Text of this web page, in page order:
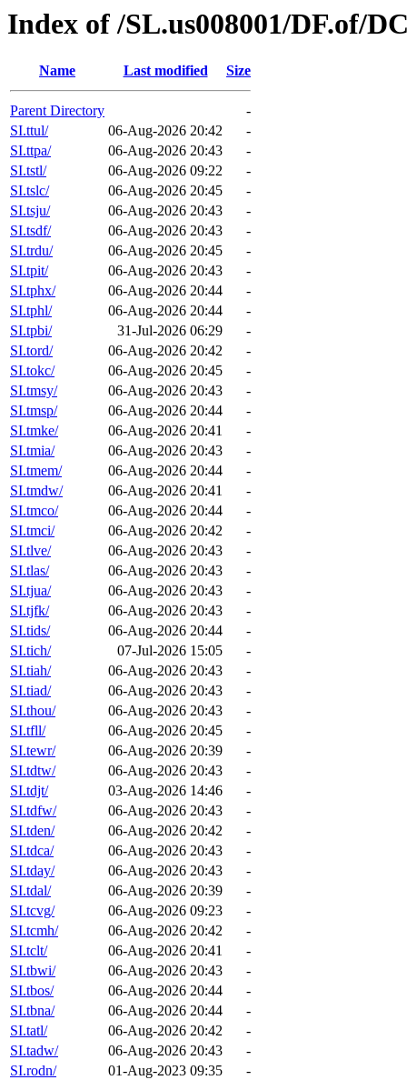
Index of /SL.us008001/DF.of/
Name Last modified Size
Parent Directory
-
SI.ttul/
06-Aug-2026 20:42
-
SI.ttpa/
06-Aug-2026 20:43
-
SI.tstl/
06-Aug-2026 09:22
-
SI.tslc/
06-Aug-2026 20:45
-
SI.tsju/
06-Aug-2026 20:43
-
SI.tsdf/
06-Aug-2026 20:43
-
SI.trdu/
06-Aug-2026 20:45
-
SI.tpit/
06-Aug-2026 20:43
-
SI.tphx/
06-Aug-2026 20:44
-
SI.tphl/
06-Aug-2026 20:44
-
SI.tpbi/
31-Jul-2026 06:29
-
SI.tord/
06-Aug-2026 20:42
-
SI.tokc/
06-Aug-2026 20:45
-
SI.tmsy/
06-Aug-2026 20:43
-
SI.tmsp/
06-Aug-2026 20:44
-
SI.tmke/
06-Aug-2026 20:41
-
SI.tmia/
06-Aug-2026 20:43
-
SI.tmem/
06-Aug-2026 20:44
-
SI.tmdw/
06-Aug-2026 20:41
-
SI.tmco/
06-Aug-2026 20:44
-
SI.tmci/
06-Aug-2026 20:42
-
SI.tlve/
06-Aug-2026 20:43
-
SI.tlas/
06-Aug-2026 20:43
-
SI.tjua/
06-Aug-2026 20:43
-
SI.tjfk/
06-Aug-2026 20:43
-
SI.tids/
06-Aug-2026 20:44
-
SI.tich/
07-Jul-2026 15:05
-
SI.tiah/
06-Aug-2026 20:43
-
SI.tiad/
06-Aug-2026 20:43
-
SI.thou/
06-Aug-2026 20:43
-
SI.tfll/
06-Aug-2026 20:45
-
SI.tewr/
06-Aug-2026 20:39
-
SI.tdtw/
06-Aug-2026 20:43
-
SI.tdjt/
03-Aug-2026 14:46
-
SI.tdfw/
06-Aug-2026 20:43
-
SI.tden/
06-Aug-2026 20:42
-
SI.tdca/
06-Aug-2026 20:43
-
SI.tday/
06-Aug-2026 20:43
-
SI.tdal/
06-Aug-2026 20:39
-
SI.tcvg/
06-Aug-2026 09:23
-
SI.tcmh/
06-Aug-2026 20:42
-
SI.tclt/
06-Aug-2026 20:41
-
SI.tbwi/
06-Aug-2026 20:43
-
SI.tbos/
06-Aug-2026 20:44
-
SI.tbna/
06-Aug-2026 20:44
-
SI.tatl/
06-Aug-2026 20:42
-
SI.tadw/
06-Aug-2026 20:43
-
SI.rodn/
01-Aug-2023 09:35
-